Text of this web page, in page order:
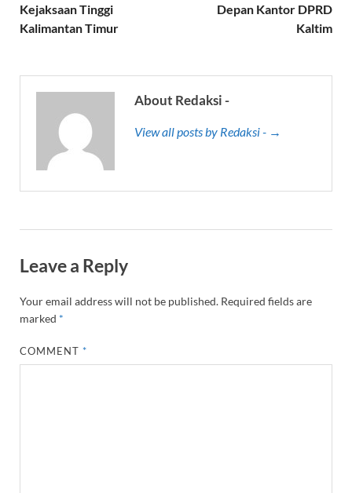
Kejaksaan Tinggi
Kalimantan Timur
Depan Kantor DPRD
Kaltim
About Redaksi -
View all posts by Redaksi - →
Leave a Reply
Your email address will not be published. Required fields are
marked *
COMMENT*